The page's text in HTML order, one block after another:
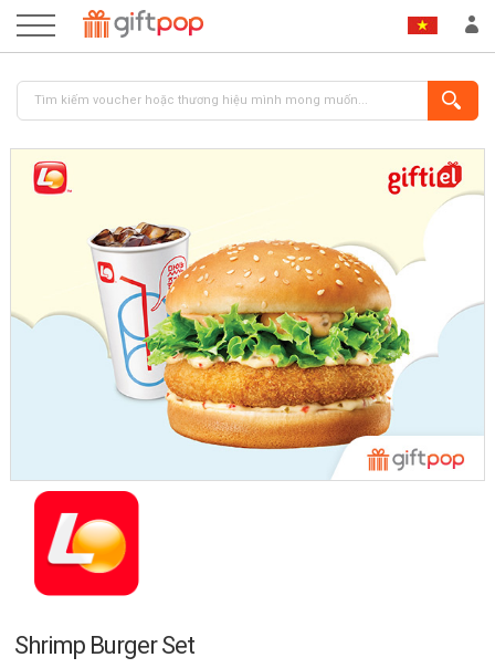
ĐĂNG NHẬP ĐĂNG KÝ
Shrimp Burger Set